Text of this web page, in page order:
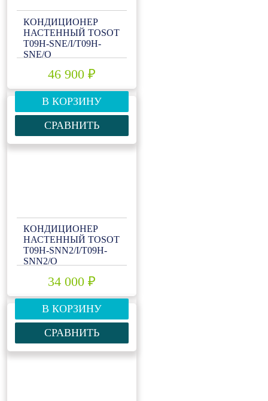
КОНДИЦИОНЕР
НАСТЕННЫЙ TOSOT
T09H-SNE/I/T09H-
SNE/O
46 900 ₽
В КОРЗИНУ
СРАВНИТЬ
КОНДИЦИОНЕР
НАСТЕННЫЙ TOSOT
T09H-SNN2/I/T09H-
SNN2/O
34 000 ₽
В КОРЗИНУ
СРАВНИТЬ